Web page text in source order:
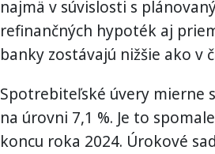
najmä v súvislosti s
refinančných hypoték aj
banky zostávajú nižšie ako v
Spotrebiteľské úvery mierne
na úrovni 7,1 %. Je to
koncu roka 2024. Úrokové